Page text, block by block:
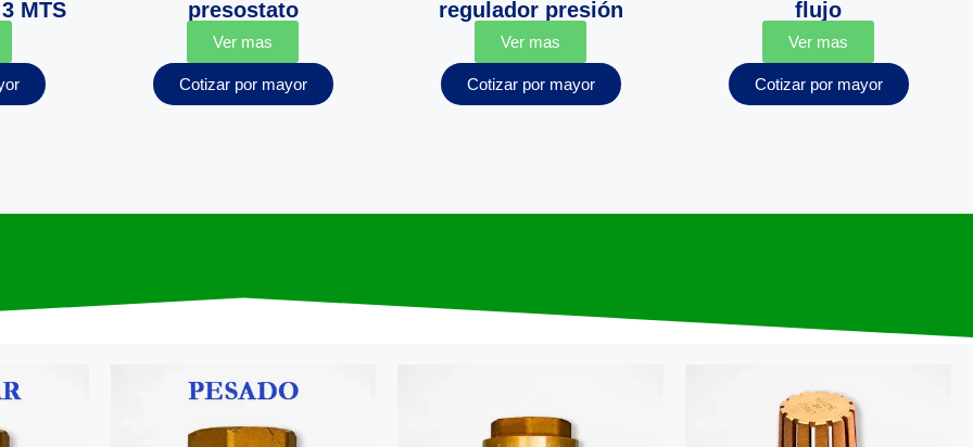
MTS
presostato
Ver mas
Cotizar por mayor
regulador presión
Ver mas
Cotizar por mayor
flujo
Ver mas
Cotizar por mayor